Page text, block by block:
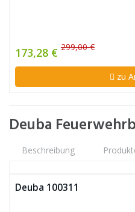
173,28 € 299,00 €
zu
Deuba
Beschreibung
Deuba 100311